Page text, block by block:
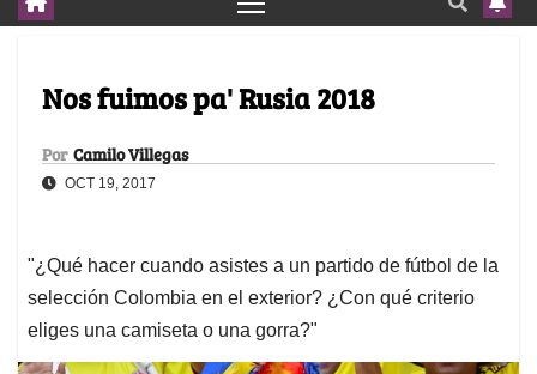
Nos fuimos pa' Rusia 2018
Por Camilo Villegas
OCT 19, 2017
"¿Qué hacer cuando asistes a un partido de fútbol de la
selección Colombia en el exterior? ¿Con qué criterio
eliges una camiseta o una gorra?"